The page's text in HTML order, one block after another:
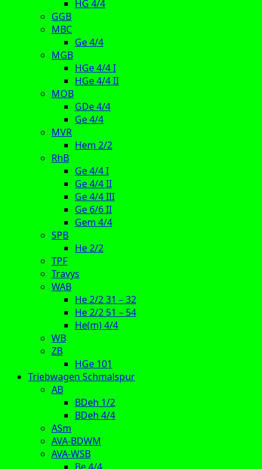
HG 4/4
GGB
MBC
Ge 4/4
MGB
HGe 4/4 I
HGe 4/4 II
MOB
GDe 4/4
Ge 4/4
MVR
Hem 2/2
RhB
Ge 4/4 I
Ge 4/4 II
Ge 4/4 III
Ge 6/6 II
Gem 4/4
SPB
He 2/2
TPF
Travys
WAB
He 2/2 31 – 32
He 2/2 51 – 54
He(m) 4/4
WB
ZB
HGe 101
Triebwagen Schmalspur
AB
BDeh 1/2
BDeh 4/4
ASm
AVA-BDWM
AVA-WSB